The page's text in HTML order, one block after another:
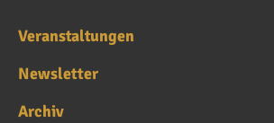
Veranstaltungen
Newsletter
Archiv